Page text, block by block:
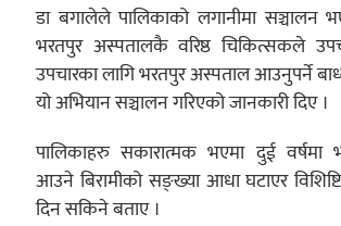
डा बगालेले पालिकाको लगानीमा सञ्चालन
भरतपुर अस्पतालकै वरिष्ठ चिकित्सकले
उपचारका लागि भरतपुर अस्पताल आउनुपर्ने
यो अभियान सञ्चालन गरिएको जानकारी दिए ।
पालिकाहरु सकारात्मक भएमा दुई वर्षमा
आउने बिरामीको सङ्ख्या आधा घटाएर
दिन सकिने बताए ।